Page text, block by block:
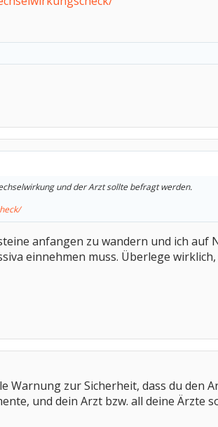
und der Arzt sollte befragt werden.
anfangen zu wandern und ich auf
einnehmen muss. Überlege
Warnung zur Sicherheit, dass du den
und dein Arzt bzw. all deine Ärzte